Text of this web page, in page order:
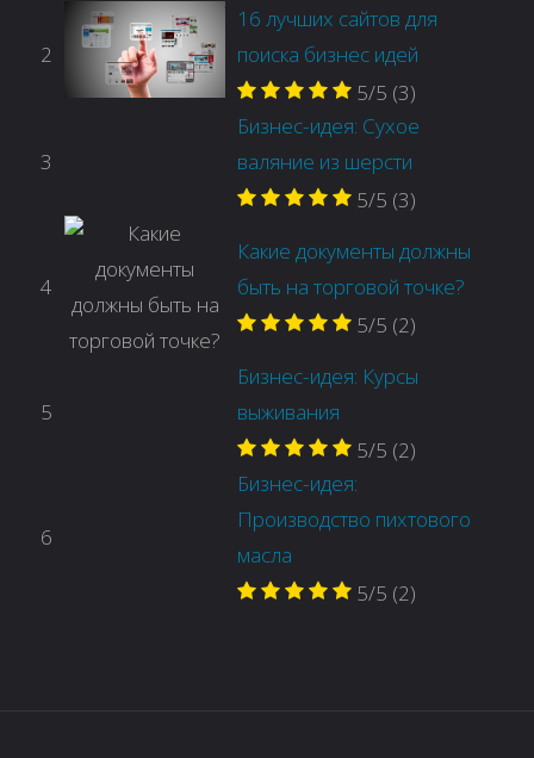
2
16 лучших сайтов для
поиска бизнес идей
5/5 (3)
3
Бизнес-идея: Сухое
валяние из шерсти
5/5 (3)
4
Какие документы должны
быть на торговой точке?
5/5 (2)
5
Бизнес-идея: Курсы
выживания
5/5 (2)
6
Бизнес-идея:
Производство пихтового
масла
5/5 (2)